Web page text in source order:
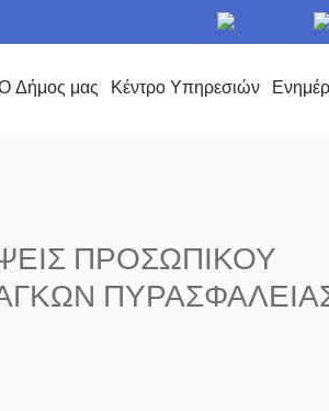
Δήμος μας Κέντρο Υπηρεσιών
ΠΡΟΣΩΠΙΚΟΥ